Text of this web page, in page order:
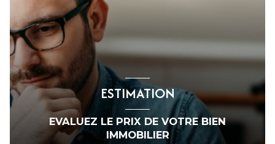
ESTIMATION
EVALUEZ LE PRIX DE VOTRE BIEN
IMMOBILIER